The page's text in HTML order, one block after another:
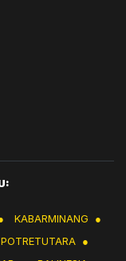
KABARMINANG
●
POTRETUTARA ●